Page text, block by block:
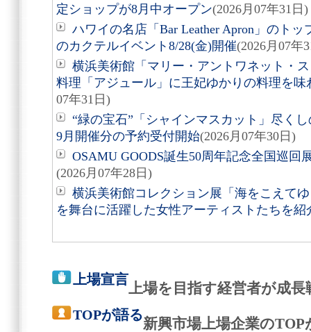
定ショップが8月中オープン(2026月07年31日)
ハワイの名店「Bar Leather Apron」のト
のカクテルイベント8/28(金)開催(2026月07年
横浜美術館「マリー・アントワネット・
料理「アジュール」に王妃ゆかりの料理を
07年31日)
“緑の宝石”「シャインマスカット」尽く
9月開催分の予約受付開始(2026月07年30日)
OSAMU GOODS誕生50周年記念全国巡回
(2026月07年28日)
横浜美術館コレクション展「海をこえて
を舞台に活躍した女性アーティストたちを紹
上場宣言
上場を目指す経営者が成
TOPが語る
新興市場上場企業の